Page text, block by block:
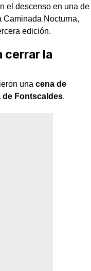
el descenso en una de
Caminada Nocturna,
edición.
cerrar la
una cena de
de Fontscaldes.